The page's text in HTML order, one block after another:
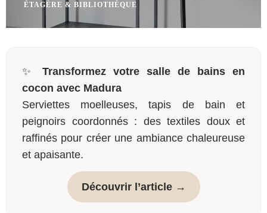
ÉTAGÈRE & BIBLIOTHÈQUE
✨ Transformez votre salle de bains en
cocon avec Madura
Serviettes moelleuses, tapis de bain et
peignoirs coordonnés : des textiles doux et
raffinés pour créer une ambiance chaleureuse
et apaisante.
Découvrir l’article →